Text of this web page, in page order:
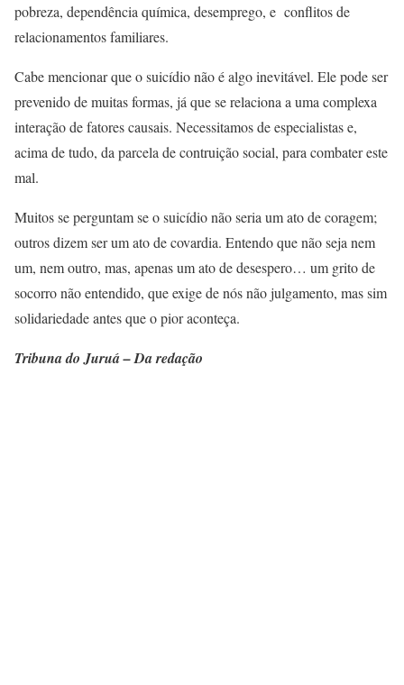
pobreza, dependência química, desemprego, e conflitos de
relacionamentos familiares.
Cabe mencionar que o suicídio não é algo inevitável. Ele pode ser
prevenido de muitas formas, já que se relaciona a uma complexa
interação de fatores causais. Necessitamos de especialistas e,
acima de tudo, da parcela de contruição social, para combater este
mal.
Muitos se perguntam se o suicídio não seria um ato de coragem;
outros dizem ser um ato de covardia. Entendo que não seja nem
um, nem outro, mas, apenas um ato de desespero… um grito de
socorro não entendido, que exige de nós não julgamento, mas sim
solidariedade antes que o pior aconteça.
Tribuna do Juruá – Da redação